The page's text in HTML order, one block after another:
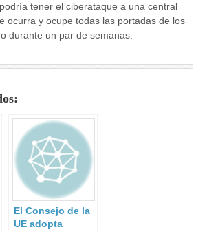
tener el ciberataque a una central
ocurra y ocupe todas las portadas de los
durante un par de semanas.
El Consejo de la
UE adopta